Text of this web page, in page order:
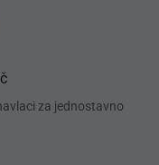
za jednostavno